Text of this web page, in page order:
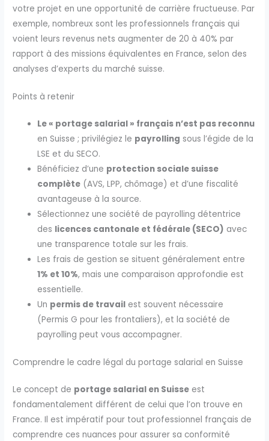
votre projet en une opportunité de carrière fructueuse. Par
exemple, nombreux sont les professionnels français qui
voient leurs revenus nets augmenter de 20 à 40% par
rapport à des missions équivalentes en France, selon des
analyses d’experts du marché suisse.
Points à retenir
Le « portage salarial » français n’est pas reconnu
en Suisse ; privilégiez le payrolling sous l’égide de la
LSE et du SECO.
Bénéficiez d’une protection sociale suisse
complète (AVS, LPP, chômage) et d’une fiscalité
avantageuse à la source.
Sélectionnez une société de payrolling détentrice
des licences cantonale et fédérale (SECO) avec
une transparence totale sur les frais.
Les frais de gestion se situent généralement entre
1% et 10%, mais une comparaison approfondie est
essentielle.
Un permis de travail est souvent nécessaire
(Permis G pour les frontaliers), et la société de
payrolling peut vous accompagner.
Comprendre le cadre légal du portage salarial en Suisse
Le concept de portage salarial en Suisse est
fondamentalement différent de celui que l’on trouve en
France. Il est impératif pour tout professionnel français de
comprendre ces nuances pour assurer sa conformité